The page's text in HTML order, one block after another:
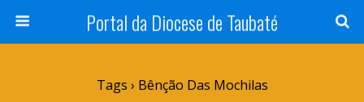
Portal da Diocese de Taubaté
Tags › Bênção Das Mochilas